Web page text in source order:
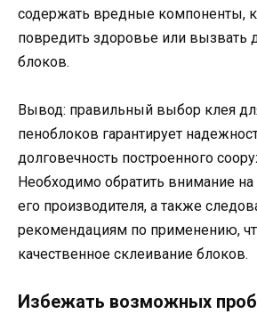
содержать вредные компоненты,
повредить здоровье или
блоков.
Вывод: правильный выбор клея
пеноблоков гарантирует
долговечность построенного
Необходимо обратить внимание на
его производителя, а также
рекомендациям по применению,
качественное склеивание блоков.
Избежать возможных